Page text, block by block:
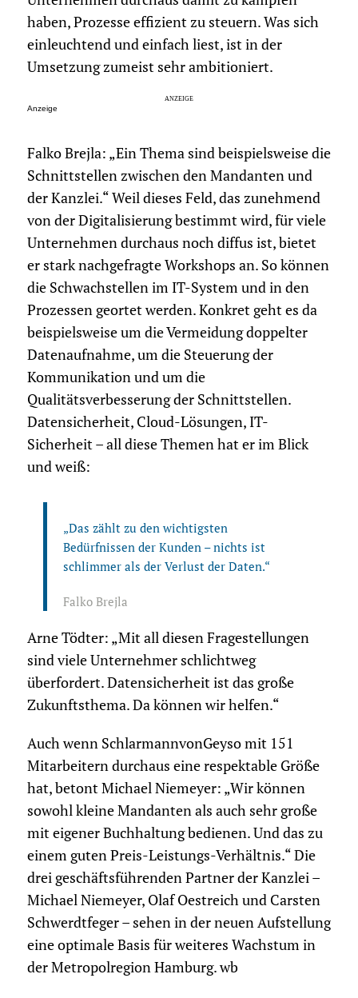
haben, Prozesse effizient zu steuern. Was sich
einleuchtend und einfach liest, ist in der
Umsetzung zumeist sehr ambitioniert.
Anzeige
Falko Brejla: „Ein Thema sind beispielsweise die
Schnittstellen zwischen den Mandanten und
der Kanzlei.“ Weil dieses Feld, das zunehmend
von der Digitalisierung bestimmt wird, für viele
Unternehmen durchaus noch diffus ist, bietet
er stark nachgefragte Workshops an. So können
die Schwachstellen im IT-System und in den
Prozessen geortet werden. Konkret geht es da
beispielsweise um die Vermeidung doppelter
Datenaufnahme, um die Steuerung der
Kommunikation und um die
Qualitätsverbesserung der Schnittstellen.
Datensicherheit, Cloud-Lösungen, IT-
Sicherheit – all diese Themen hat er im Blick
und weiß:
„Das zählt zu den wichtigsten
Bedürfnissen der Kunden – nichts ist
schlimmer als der Verlust der Daten.“
Falko Brejla
Arne Tödter: „Mit all diesen Fragestellungen
sind viele Unternehmer schlichtweg
überfordert. Datensicherheit ist das große
Zukunftsthema. Da können wir helfen.“
Auch wenn SchlarmannvonGeyso mit 151
Mitarbeitern durchaus eine respektable Größe
hat, betont Michael Niemeyer: „Wir können
sowohl kleine Mandanten als auch sehr große
mit eigener Buchhaltung bedienen. Und das zu
einem guten Preis-Leistungs-Verhältnis.“ Die
drei geschäftsführenden Partner der Kanzlei –
Michael Niemeyer, Olaf Oestreich und Carsten
Schwerdtfeger – sehen in der neuen Aufstellung
eine optimale Basis für weiteres Wachstum in
der Metropolregion Hamburg. wb